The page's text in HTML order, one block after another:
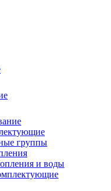
группы
и воды